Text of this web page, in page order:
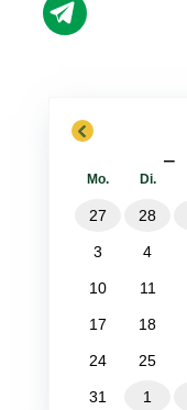
previous
−
Mo. Di.
27 28
3 4
10 11
17 18
24 25
31 1